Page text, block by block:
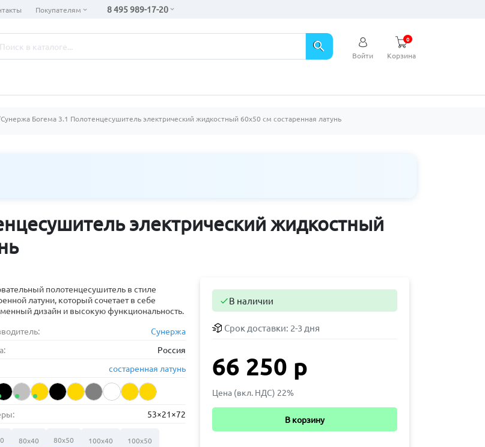
Покупателям 8 495 989-17-20
search
Войти Корзина
0
Сунержа Богема 3.1 Полотенцесушитель электрический жидкостный 60х50 см состаренная латунь
электрический жидкостный
полотенцесушитель в стиле
латуни, который сочетает в себе
дизайн и высокую функциональность.
Сунержа
Россия
состаренная латунь
53×21×72
80х40 80х50 100х40 100х50
В наличии
Срок доставки: 2-3 дня
66 250 р
Цена (вкл. НДС) 22%
В корзину